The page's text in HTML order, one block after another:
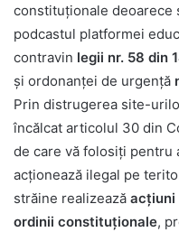
constituționale deoarece
podcastul platformei
contravin legii nr. 58 din
și ordonanței de urgență
Prin distrugerea site-
încălcat articolul 30 din
de care vă folosiți pentru
acționează ilegal pe
străine realizează acțiuni
ordinii constituționale,